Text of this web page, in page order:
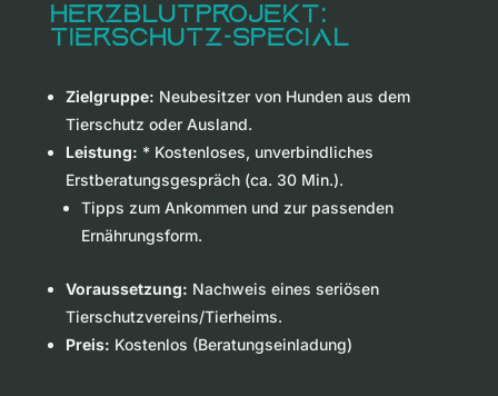
Herzblutprojekt:
Tierschutz-Special
Zielgruppe: Neubesitzer von Hunden aus dem
Tierschutz oder Ausland.
Leistung: * Kostenloses, unverbindliches
Erstberatungsgespräch (ca. 30 Min.).
Tipps zum Ankommen und zur passenden
Ernährungsform.
Voraussetzung: Nachweis eines seriösen
Tierschutzvereins/Tierheims.
Preis: Kostenlos (Beratungseinladung)